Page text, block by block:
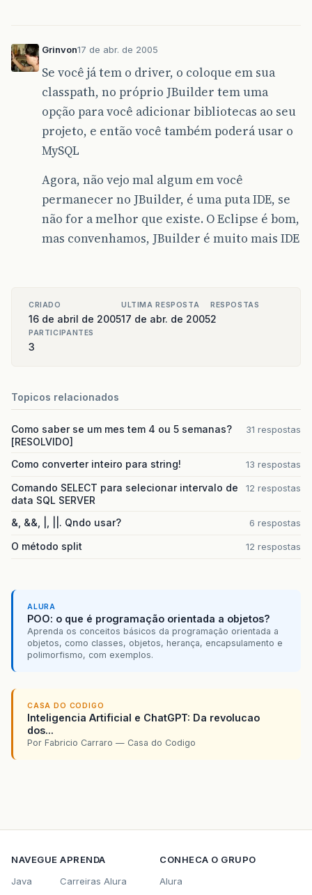
Grinvon17 de abr. de 2005
Se você já tem o driver, o coloque em sua
classpath, no próprio JBuilder tem uma
opção para você adicionar bibliotecas ao seu
projeto, e então você também poderá usar o
MySQL
Agora, não vejo mal algum em você
permanecer no JBuilder, é uma puta IDE, se
não for a melhor que existe. O Eclipse é bom,
mas convenhamos, JBuilder é muito mais IDE
CRIADO
16 de abril de 2005
ULTIMA RESPOSTA
17 de abr. de 2005
RESPOSTAS
2
PARTICIPANTES
3
Topicos relacionados
Como saber se um mes tem 4 ou 5 semanas?
[RESOLVIDO]
31 respostas
Como converter inteiro para string! 13 respostas
Comando SELECT para selecionar intervalo de
data SQL SERVER
12 respostas
&, &&, |, ||. Qndo usar? 6 respostas
O método split 12 respostas
ALURA
POO: o que é programação orientada a objetos?
Aprenda os conceitos básicos da programação orientada a
objetos, como classes, objetos, herança, encapsulamento e
polimorfismo, com exemplos.
CASA DO CODIGO
Inteligencia Artificial e ChatGPT: Da revolucao
dos...
Por Fabricio Carraro — Casa do Codigo
NAVEGUE
Java
APRENDA
Carreiras Alura
CONHECA O GRUPO
Alura